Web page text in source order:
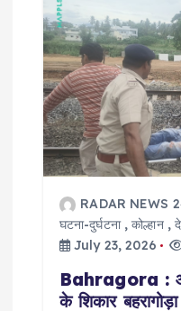
RADAR NEWS
घटना-दुर्घटना,कोल्हान,
July 23, 2026
Bahragora :
के शिकार